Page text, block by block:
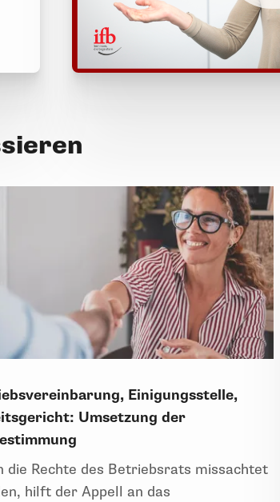
Einigungsstelle,
Umsetzung der
die Rechte des Betriebsrats missachtet
hilft der Appell an das